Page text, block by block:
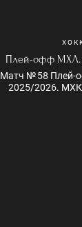
Плей-офф МХЛ.
Матч № 58 Плей-
2025/2026. МХК